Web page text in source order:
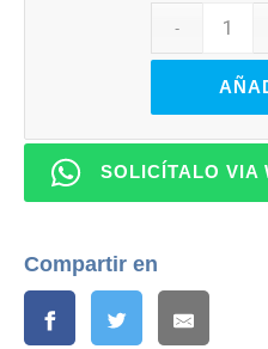
SOLICÍTALO VIA
Compartir en